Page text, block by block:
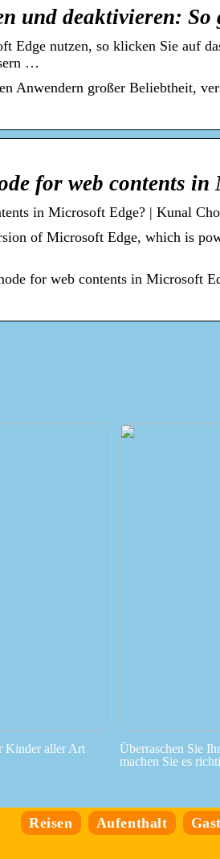
und deaktivieren: So
Edge nutzen, so klicken Sie auf
…
Anwendern großer Beliebtheit,
for web contents
in Microsoft Edge? | Kunal
of Microsoft Edge, which is
for web contents in Microsoft
Kinder aller Art
Überraschen Sie
machen Sie es
Reisen Aufenthalt